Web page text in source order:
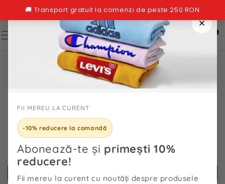
FII MEREU LA CURENT
-10% reducere la comandă
Abonează-te și primești 10%
reducere!
Fii mereu la curent cu noutăți despre produsele
CONȚINUT